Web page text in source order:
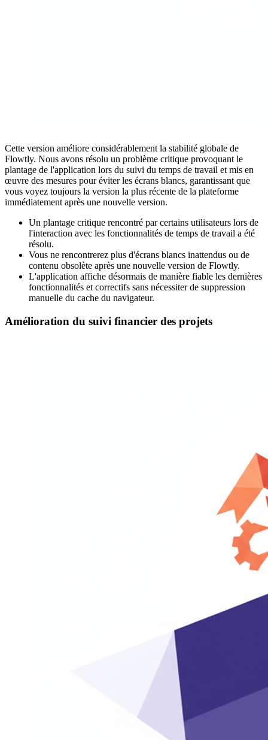
Cette version améliore considérablement la stabilité globale de
Flowtly. Nous avons résolu un problème critique provoquant le
plantage de l'application lors du suivi du temps de travail et mis en
œuvre des mesures pour éviter les écrans blancs, garantissant que
vous voyez toujours la version la plus récente de la plateforme
immédiatement après une nouvelle version.
Un plantage critique rencontré par certains utilisateurs lors de
l'interaction avec les fonctionnalités de temps de travail a été
résolu.
Vous ne rencontrerez plus d'écrans blancs inattendus ou de
contenu obsolète après une nouvelle version de Flowtly.
L'application affiche désormais de manière fiable les dernières
fonctionnalités et correctifs sans nécessiter de suppression
manuelle du cache du navigateur.
Amélioration du suivi financier des projets